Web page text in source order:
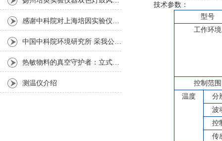
技术参数：
型号
工作环境
控制范围
温度
分
波
控
传
感谢中科院对上海培因实验仪器的认可
中国中科院环境研究所 采我公司仪器300L人工气候箱 实验效果获高度评价
热敏物料的真空守护者：立式真空干燥箱选购指南
测温仪介绍